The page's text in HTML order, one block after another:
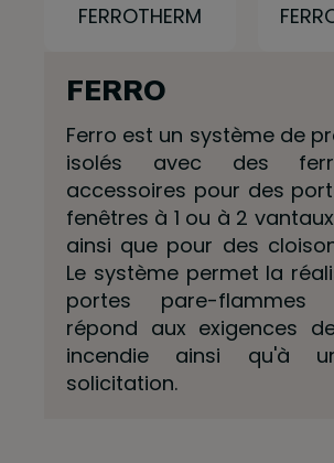
FERROTHERM
FERRO
Ferro est un système de
isolés avec des
accessoires pour des
fenêtres à 1 ou à 2
ainsi que pour des
Le système permet la
portes pare-
répond aux exigences
incendie ainsi qu'à
solicitation.